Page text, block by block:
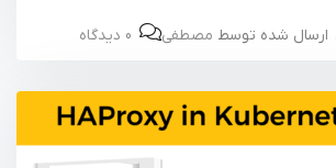
ارسال شده توسط مصطفی 0 دیدگاه